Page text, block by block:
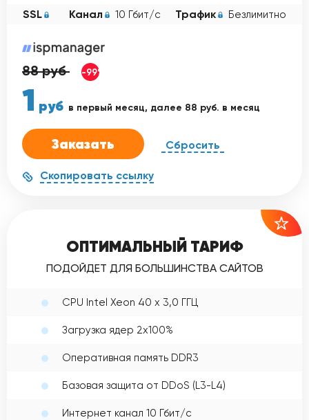
SSL Канал 10 Гбит/с Трафик Безлимитно
88руб -99%
1 руб в первый месяц, далее 88 руб. в месяц
Заказать Сбросить
Скопировать ссылку
ОПТИМАЛЬНЫЙ ТАРИФ
ПОДОЙДЕТ ДЛЯ БОЛЬШИНСТВА САЙТОВ
CPU Intel Xeon 40 x 3,0 ГГЦ
Загрузка ядер 2x100%
Оперативная память DDR3
Базовая защита от DDoS (L3-L4)
Интернет канал 10 Гбит/с